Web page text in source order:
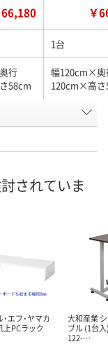
66,180 ￥
1台
行
58cm
幅120cm×奥
120cm×高さ
へ
されていま
エフ・ヤマカ
PCラック
大和産業
ブル (1台
122-…